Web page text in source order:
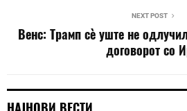
NEXT POST
Венс: Трамп сè уште не
договорот со